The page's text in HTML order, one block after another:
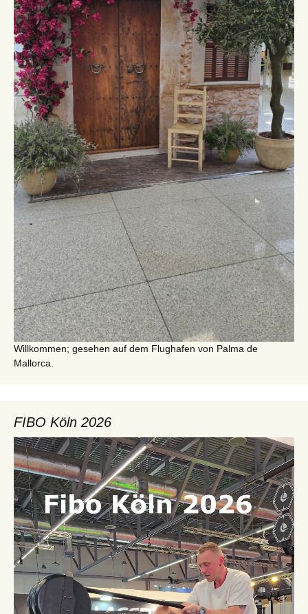
Willkommen; gesehen auf dem Flughafen von Palma de
Mallorca.
FIBO Köln 2026
Video-
Player